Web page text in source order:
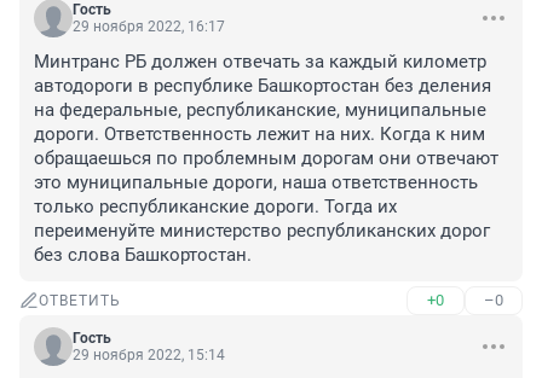
Гость
29 ноября 2022, 16:17
Минтранс РБ должен отвечать за каждый километр
автодороги в республике Башкортостан без деления
на федеральные, республиканские, муниципальные
дороги. Ответственность лежит на них. Когда к ним
обращаешься по проблемным дорогам они отвечают
это муниципальные дороги, наша ответственность
только республиканские дороги. Тогда их
переименуйте министерство республиканских дорог
без слова Башкортостан.
ОТВЕТИТЬ +0 –0
Гость
29 ноября 2022, 15:14